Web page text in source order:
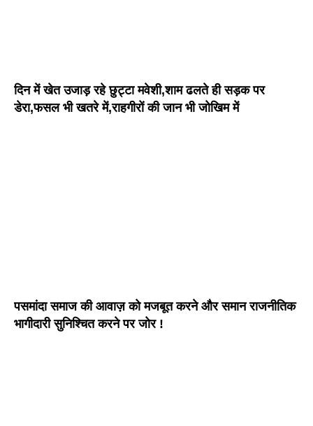
दिन में खेत उजाड़ रहे छुट्टा मवेशी,शाम ढलते ही सड़क पर
डेरा,फसल भी खतरे में,राहगीरों की जान भी जोखिम में
पसमांदा समाज की आवाज़ को मजबूत करने और समान राजनीतिक
भागीदारी सुनिश्चित करने पर जोर !